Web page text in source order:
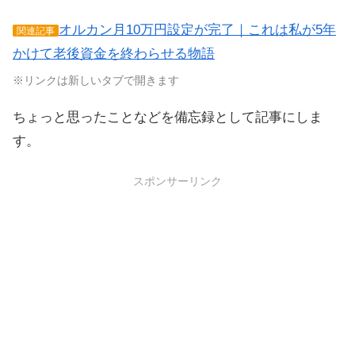
関連記事 オルカン月10万円設定が完了｜これは私が5年
かけて老後資金を終わらせる物語
※リンクは新しいタブで開きます
ちょっと思ったことなどを備忘録として記事にしま
す。
スポンサーリンク